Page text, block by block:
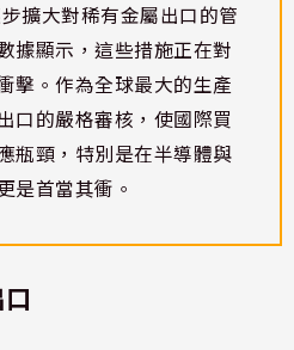
擴大對稀有金屬出口的管
據顯示，這些措施正在對
擊。作為全球最大的生產
口的嚴格審核，使國際買
瓶頸，特別是在半導體與
是首當其衝。